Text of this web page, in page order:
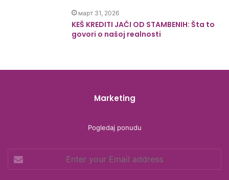
март 31, 2026
KEŠ KREDITI JAČI OD STAMBENIH: Šta to
govori o našoj realnosti
Marketing
Pogledaj ponudu
your